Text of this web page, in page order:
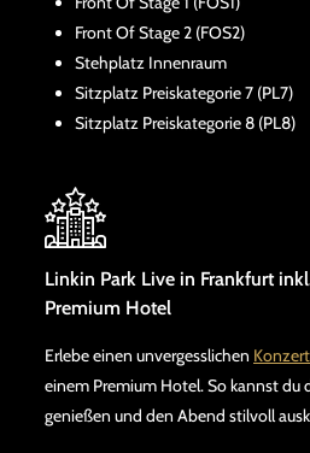
Front Of Stage 2 (FOS2)
Stehplatz Innenraum
Sitzplatz Preiskategorie 7 (PL7)
Sitzplatz Preiskategorie 8 (PL8)
Linkin Park Live in Frankfurt
Premium Hotel
Erlebe einen unvergesslichen
einem Premium Hotel. So kannst du
genießen und den Abend stilvoll